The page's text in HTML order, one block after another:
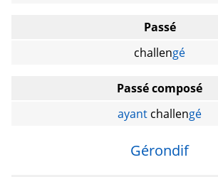
Passé
challengé
Passé composé
ayant challengé
Gérondif